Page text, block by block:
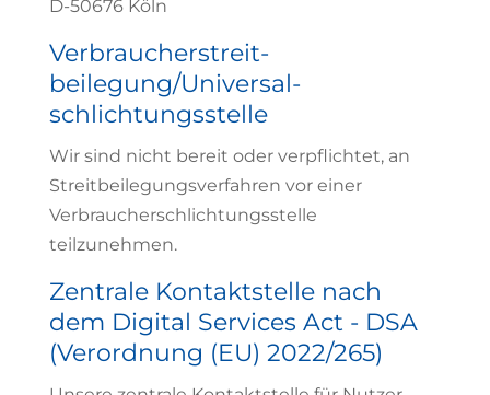
D-50676 Köln
Verbraucher­streit­
beilegung/Universal­
schlichtungs­stelle
Wir sind nicht bereit oder verpflichtet, an
Streitbeilegungsverfahren vor einer
Verbraucherschlichtungsstelle
teilzunehmen.
Zentrale Kontaktstelle nach
dem Digital Services Act - DSA
(Verordnung (EU) 2022/265)